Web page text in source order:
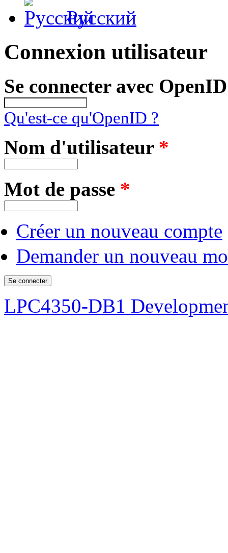
Русский
Connexion utilisateur
Se connecter avec OpenID
Qu'est-ce qu'OpenID ?
Nom d'utilisateur *
Mot de passe *
Créer un nouveau compte
Demander un nouveau
LPC4350-DB1